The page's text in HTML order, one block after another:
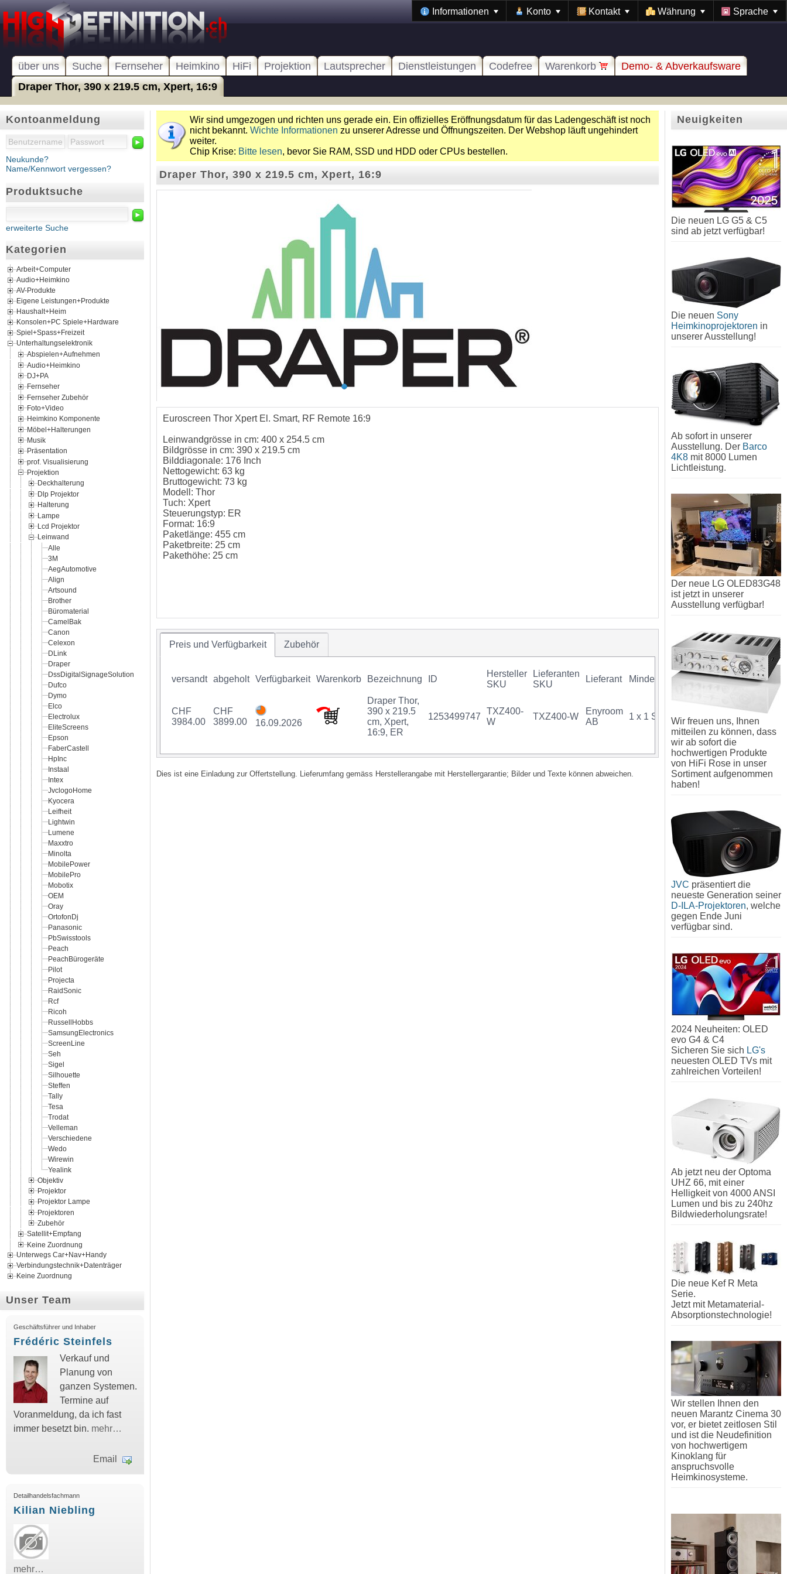
Informationen Konto Kontakt Währung Sprache
über uns Suche Fernseher Heimkino HiFi Projektion Lautsprecher Dienstleistungen Codefree Warenkorb
Demo- & Abverkaufsware
Draper Thor, 390 x 219.5 cm, Xpert, 16:9
Kontoanmeldung
►
Neukunde?
Name/Kennwort vergessen?
Produktsuche
►
erweiterte Suche
Kategorien
Arbeit+Computer
Audio+Heimkino
AV-Produkte
Eigene Leistungen+Produkte
Haushalt+Heim
Konsolen+PC Spiele+Hardware
Spiel+Spass+Freizeit
Unterhaltungselektronik
Abspielen+Aufnehmen
Audio+Heimkino
DJ+PA
Fernseher
Fernseher Zubehör
Foto+Video
Heimkino Komponente
Möbel+Halterungen
Musik
Präsentation
prof. Visualisierung
Projektion
Deckhalterung
Dlp Projektor
Halterung
Lampe
Lcd Projektor
Leinwand
Alle
3M
AegAutomotive
Align
Artsound
Brother
Büromaterial
CamelBak
Canon
Celexon
DLink
Draper
DssDigitalSignageSolution
Dufco
Dymo
Elco
Electrolux
EliteScreens
Epson
FaberCastell
HpInc
Instaal
Intex
JvclogoHome
Kyocera
Leifheit
Lightwin
Lumene
Maxxtro
Minolta
MobilePower
MobilePro
Mobotix
OEM
Oray
OrtofonDj
Panasonic
PbSwisstools
Peach
PeachBürogeräte
Pilot
Projecta
RaidSonic
Rcf
Ricoh
RussellHobbs
SamsungElectronics
ScreenLine
Seh
Sigel
Silhouette
Steffen
Tally
Tesa
Trodat
Velleman
Verschiedene
Wedo
Wirewin
Yealink
Objektiv
Projektor
Projektor Lampe
Projektoren
Zubehör
Satellit+Empfang
Keine Zuordnung
Unterwegs Car+Nav+Handy
Verbindungstechnik+Datenträger
Keine Zuordnung
Unser Team
Geschäftsführer und Inhaber
Frédéric Steinfels
Verkauf und
Planung von
ganzen Systemen.
Termine auf
Voranmeldung, da ich fast
immer besetzt bin. mehr…
Email
Detailhandelsfachmann
Kilian Niebling
mehr…
Wir sind umgezogen und richten uns gerade ein. Ein offizielles Eröffnungsdatum für das Ladengeschäft ist noch
nicht bekannt. Wichte Informationen zu unserer Adresse und Öffnungszeiten. Der Webshop läuft ungehindert
weiter.
Chip Krise: Bitte lesen, bevor Sie RAM, SSD und HDD oder CPUs bestellen.
Draper Thor, 390 x 219.5 cm, Xpert, 16:9
Euroscreen Thor Xpert El. Smart, RF Remote 16:9
Leinwandgrösse in cm: 400 x 254.5 cm
Bildgrösse in cm: 390 x 219.5 cm
Bilddiagonale: 176 Inch
Nettogewicht: 63 kg
Bruttogewicht: 73 kg
Modell: Thor
Tuch: Xpert
Steuerungstyp: ER
Format: 16:9
Paketlänge: 455 cm
Paketbreite: 25 cm
Pakethöhe: 25 cm
Preis und Verfügbarkeit Zubehör
versandt abgeholt Verfügbarkeit Warenkorb Bezeichnung ID
Hersteller
SKU
Lieferanten
SKU
Lieferant Mindestkauf GTIN
CHF
3984.00
CHF
3899.00
16.09.2026
Draper Thor,
390 x 219.5
cm, Xpert,
16:9, ER
1253499747
TXZ400-
W
TXZ400-W
Enyroom
AB
1 x 1 Stück 07340034718308
Dies ist eine Einladung zur Offertstellung. Lieferumfang gemäss Herstellerangabe mit Herstellergarantie; Bilder und Texte können abweichen.
Neuigkeiten
Die neuen LG G5 & C5
sind ab jetzt verfügbar!
Die neuen Sony
Heimkinoprojektoren in
unserer Ausstellung!
Ab sofort in unserer
Ausstellung. Der Barco
4K8 mit 8000 Lumen
Lichtleistung.
Der neue LG OLED83G48
ist jetzt in unserer
Ausstellung verfügbar!
Wir freuen uns, Ihnen
mitteilen zu können, dass
wir ab sofort die
hochwertigen Produkte
von HiFi Rose in unser
Sortiment aufgenommen
haben!
JVC präsentiert die
neueste Generation seiner
D-ILA-Projektoren, welche
gegen Ende Juni
verfügbar sind.
2024 Neuheiten: OLED
evo G4 & C4
Sicheren Sie sich LG's
neuesten OLED TVs mit
zahlreichen Vorteilen!
Ab jetzt neu der Optoma
UHZ 66, mit einer
Helligkeit von 4000 ANSI
Lumen und bis zu 240hz
Bildwiederholungsrate!
Die neue Kef R Meta
Serie.
Jetzt mit Metamaterial-
Absorptionstechnologie!
Wir stellen Ihnen den
neuen Marantz Cinema 30
vor, er bietet zeitlosen Stil
und ist die Neudefinition
von hochwertigem
Kinoklang für
anspruchsvolle
Heimkinosysteme.